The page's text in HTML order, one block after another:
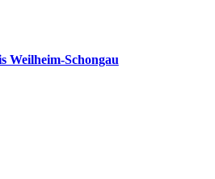
Weilheim-Schongau